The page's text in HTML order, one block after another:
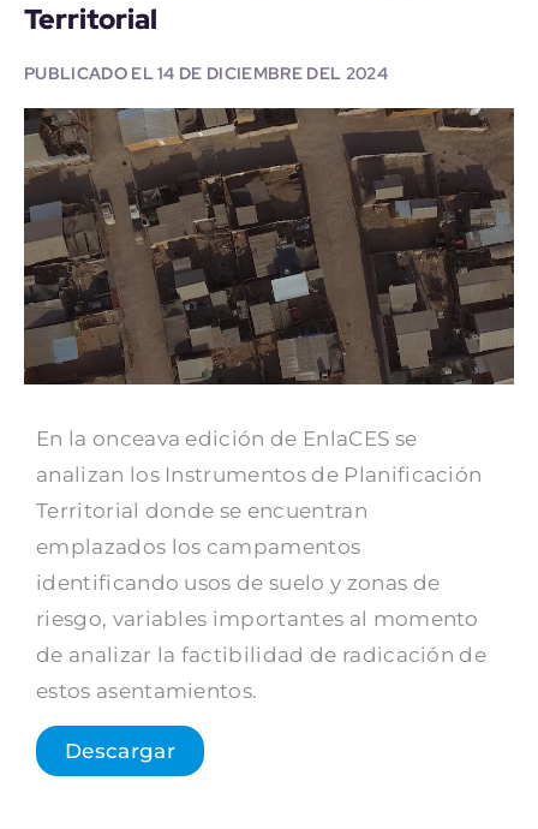
Territorial
PUBLICADO EL14 DE DICIEMBRE DEL 2024
En la onceava edición de EnlaCES se
analizan los Instrumentos de Planificación
Territorial donde se encuentran
emplazados los campamentos
identificando usos de suelo y zonas de
riesgo, variables importantes al momento
de analizar la factibilidad de radicación de
estos asentamientos.
Descargar